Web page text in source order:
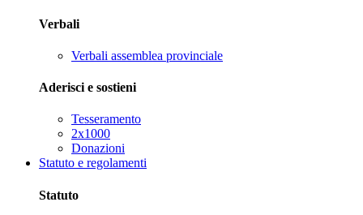
Verbali
Verbali assemblea provinciale
Aderisci e sostieni
Tesseramento
2x1000
Donazioni
Statuto e regolamenti
Statuto